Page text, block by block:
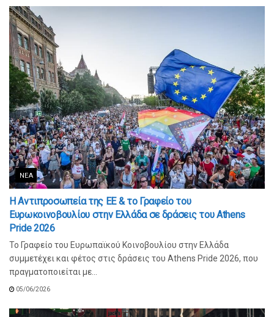
ΝΈΑ
Η Αντιπροσωπεία της ΕΕ & το Γραφείο του
Ευρωκοινοβουλίου στην Ελλάδα σε δράσεις του Athens
Pride 2026
Το Γραφείο του Ευρωπαϊκού Κοινοβουλίου στην Ελλάδα
συμμετέχει και φέτος στις δράσεις του Athens Pride 2026, που
πραγματοποιείται με...
05/06/2026